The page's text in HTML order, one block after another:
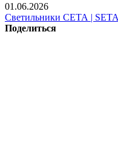
01.06.2026
Светильники СЕТА | SETA
Поделиться